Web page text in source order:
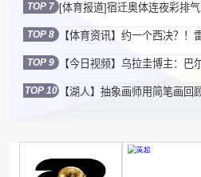
TOP 7
TOP 8
TOP 9
TOP 10